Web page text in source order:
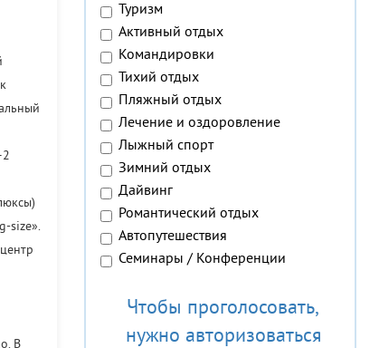
size».
В
Туризм
Активный отдых
Командировки
Тихий отдых
Пляжный отдых
Лечение и оздоровление
Лыжный спорт
Зимний отдых
Дайвинг
Романтический отдых
Автопутешествия
Семинары / Конференции
Чтобы проголосовать,
нужно авторизоваться